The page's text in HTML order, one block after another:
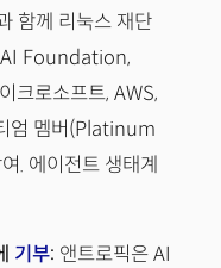
함께 리눅스 재단
Foundation,
크로소프트, AWS,
엄 멤버(Platinum
. 에이전트 생태계
기부: 앤트로픽은 AI